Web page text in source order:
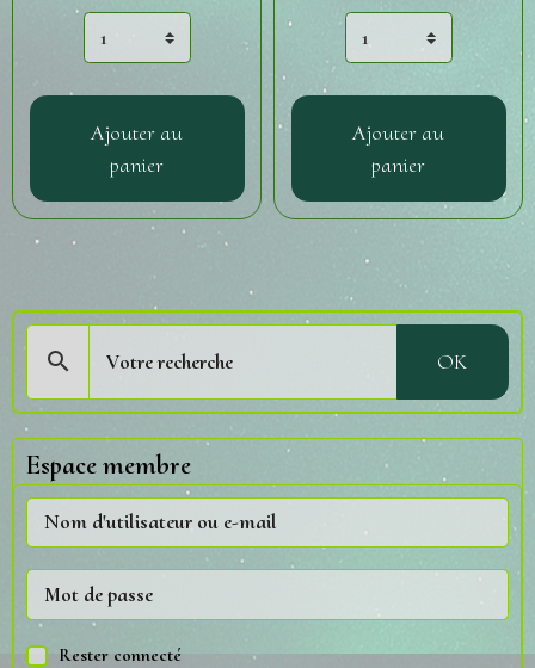
Ajouter au
panier
Ajouter au
panier
OK
Espace membre
Rester connecté